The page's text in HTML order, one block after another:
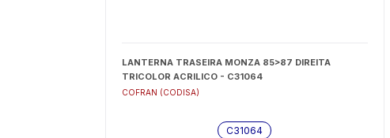
LANTERNA TRASEIRA MONZA 85>87 DIREITA
TRICOLOR ACRILICO - C31064
COFRAN (CODISA)
C31064